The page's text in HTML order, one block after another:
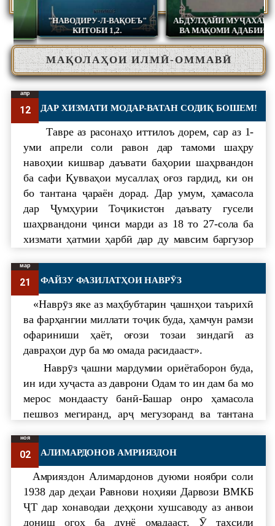
"НАВОДИРУ-Л-ВАҚОЕЪ"
КИТОБИ 1,2.
АБДУЛҲАЙИ МУҶАХАРФӢ
ВА МАҚОМИ АДАБИИ Ӯ
МАҚОЛАҲОИ ИЛМӢ-ОММАВӢ
12
апр
ДАР ХИЗМАТИ МОДАР-ВАТАН СОДИҚ БОШЕМ!
Тавре аз расонаҳо иттилоъ дорем, сар аз 1-
уми апрели соли равон дар тамоми шаҳру
навоҳии кишвар даъвати баҳории шаҳрвандон
ба сафи Қувваҳои мусаллаҳ оғоз гардид, ки он
бо тантана ҷараён дорад. Дар умум, ҳамасола
дар Ҷумҳурии Тоҷикистон даъвату гусели
шаҳрвандони ҷинси марди аз 18 то 27-сола ба
хизмати ҳатмии ҳарбӣ дар ду мавсим баргузор
шаҳрвандон ба сафи Қувваҳои Мусаллаҳ аз
якуми апрел оғоз гардида, он то охири моҳи май
идома меёбад ва даъвати тирамоҳӣ бошад, аз
аввали моҳи октябр шурӯъ гардида, дар охири
моҳи ноябр ба анҷом мерасад.
Хидмат ба Модар – Ватан ҳам шурӯъ шуд.
Ҷавонони бо ғайрату шуҷоъ бидуни ягон
мушкилоте ба сафи артиш мепайванданд. Мо
ҳам аз шуҷоъату мардонагии ҷавонони ватанӣ
умеди бисёр ҳам дорем. Чун сарҳад ором аст,
гашт мекунем. Нимашабӣ ҳар самте хоҳем равуо
менамоем. Чун амнияту субот дар кишвари мо
вуҷуд дорад ва мо ҳам мебинем, мутмаин
ҳастем, ки ҷавонони бо нангу номуси мо
қудрати ҷавонии худро истифода карда, Ватани
азизамонро бо ҷону дил ҳимоят мекунанд.
21
мар
ФАЙЗУ ФАЗИЛАТҲОИ НАВРӮЗ
«Наврӯз яке аз маҳбубтарин ҷашнҳои таърихӣ
ва фарҳангии миллати тоҷик буда, ҳамчун рамзи
офариниши ҳаёт, оғози тозаи зиндагӣ аз
давраҳои дур ба мо омада расидааст».
Наврӯз ҷашни мардумии ориётаборон буда,
ин иди хуҷаста аз даврони Одам то ин дам ба мо
мерос мондаасту банӣ-Башар онро ҳамасола
пешвоз мегиранд, арҷ мегузоранд ва тантана
ҳамбастагии қавму қабоили ҳавзаи тамаддуни
ориёист, ки вижагиҳое дораду он пушти ба
пушт омада файзу фазилатҳои ба худ хосро
дорост ва бо гузашти солҳову асрҳо сайқал
ёфтаю ба шарофати одамон пурфайзтар
гардидааст. Ин ба он маъност, ки сараввал
02
ноя
АЛИМАРДОНОВ АМРИЯЗДОН
Амрияздон Алимардонов дуюми ноябри соли
1938 дар деҳаи Равнови ноҳияи Дарвози ВМКБ
ҶТ дар хонаводаи деҳқони хушсаводу аз анвои
дониш огоҳ ба дунё омадааст. Ӯ таҳ­си­ли